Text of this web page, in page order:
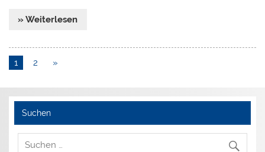
» Weiterlesen
1 2 »
Suchen